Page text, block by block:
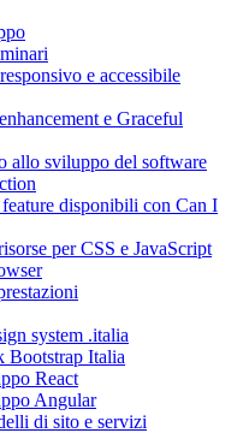
e accessibile
e Graceful
allo sviluppo del software
disponibili con Can I
per CSS e JavaScript
system .italia
Bootstrap Italia
React
Angular
di sito e servizi